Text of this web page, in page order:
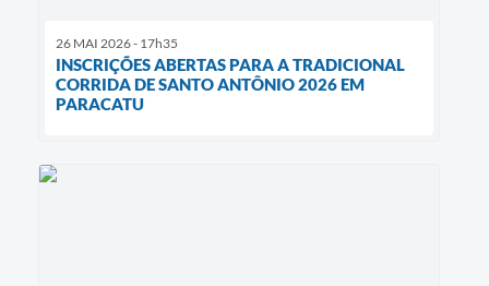
26 MAI 2026 - 17h35
INSCRIÇÕES ABERTAS PARA A TRADICIONAL
CORRIDA DE SANTO ANTÔNIO 2026 EM
PARACATU